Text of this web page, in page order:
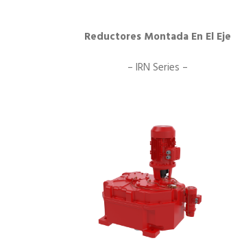
Reductores Montada En El Eje
– IRN Series –